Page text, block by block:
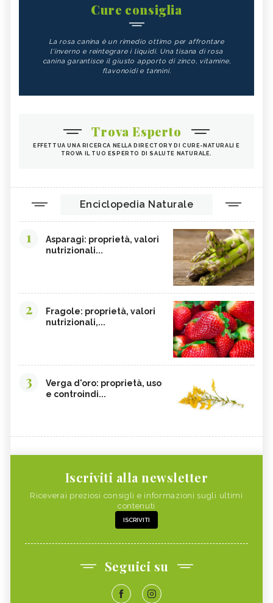
Cure consiglia
La rosa canina è un rimedio ottimo per affrontare
l'inverno e reintegrare i liquidi. Una tisana di rosa
canina garantisce il giusto apporto di zinco, vitamine,
flavonoidi e tannini.
Trova Esperto
EFFETTUA UNA RICERCA NELLA DIRECTORY DI CURE-NATURALI E
TROVA IL TUO ESPERTO DI SALUTE NATURALE.
Enciclopedia Naturale
1
Asparagi: proprietà, valori
nutrizionali...
2
Fragole: proprietà, valori
nutrizionali,...
3
Verga d'oro: proprietà, uso
e controindi...
Iscriviti alla newsletter
Riceverai preziosi consigli e informazioni sugli ultimi
contenuti
ISCRIVITI
Seguici su